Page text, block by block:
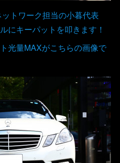
トワーク担当の小暮代表
にキーパットを叩きます！
光量MAXがこちらの画像で